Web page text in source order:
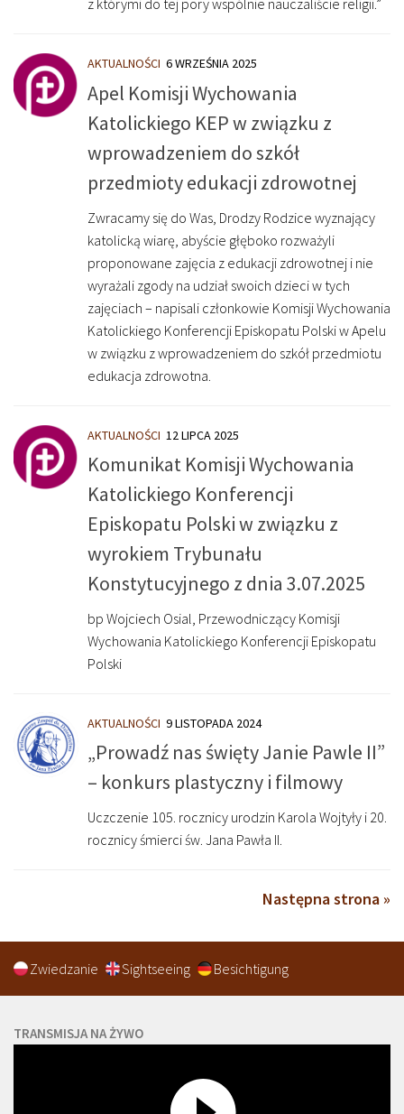
z którymi do tej pory wspólnie nauczaliście religii.”
AKTUALNOŚCI 6 WRZEŚNIA 2025
Apel Komisji Wychowania
Katolickiego KEP w związku z
wprowadzeniem do szkół
przedmioty edukacji zdrowotnej
Zwracamy się do Was, Drodzy Rodzice wyznający
katolicką wiarę, abyście głęboko rozważyli
proponowane zajęcia z edukacji zdrowotnej i nie
wyrażali zgody na udział swoich dzieci w tych
zajęciach – napisali członkowie Komisji Wychowania
Katolickiego Konferencji Episkopatu Polski w Apelu
w związku z wprowadzeniem do szkół przedmiotu
edukacja zdrowotna.
AKTUALNOŚCI 12 LIPCA 2025
Komunikat Komisji Wychowania
Katolickiego Konferencji
Episkopatu Polski w związku z
wyrokiem Trybunału
Konstytucyjnego z dnia 3.07.2025
bp Wojciech Osial, Przewodniczący Komisji
Wychowania Katolickiego Konferencji Episkopatu
Polski
AKTUALNOŚCI 9 LISTOPADA 2024
„Prowadź nas święty Janie Pawle II”
– konkurs plastyczny i filmowy
Uczczenie 105. rocznicy urodzin Karola Wojtyły i 20.
rocznicy śmierci św. Jana Pawła II.
Następna strona »
Zwiedzanie Sightseeing Besichtigung
TRANSMISJA NA ŻYWO